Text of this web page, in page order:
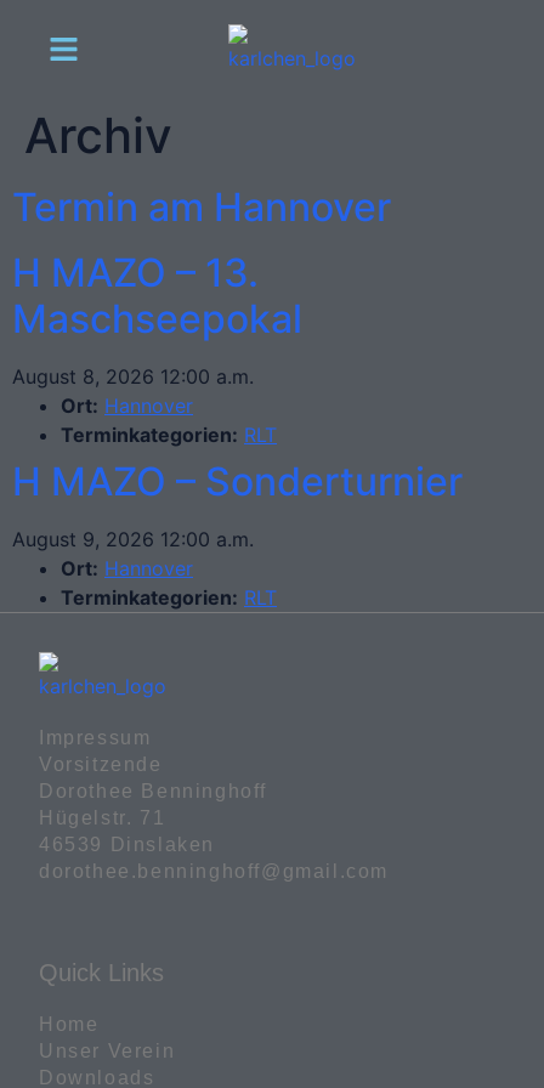
Archiv
Termin am Hannover
H MAZO – 13.
Maschseepokal
August 8, 2026 12:00 a.m.
Ort: Hannover
Terminkategorien: RLT
H MAZO – Sonderturnier
August 9, 2026 12:00 a.m.
Ort: Hannover
Terminkategorien: RLT
Impressum
Vorsitzende
Dorothee Benninghoff
Hügelstr. 71
46539 Dinslaken
dorothee.benninghoff@gmail.com
Quick Links
Home
Unser Verein
Downloads